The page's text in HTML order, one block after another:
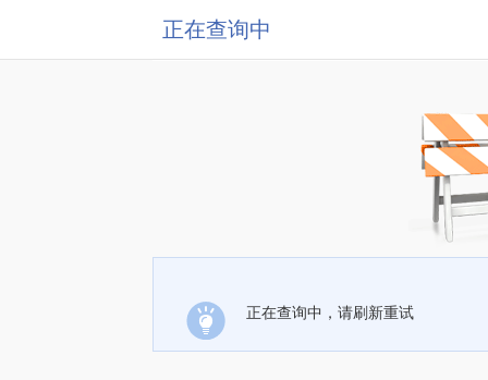
正在查询中
正在查询中，请刷新重试